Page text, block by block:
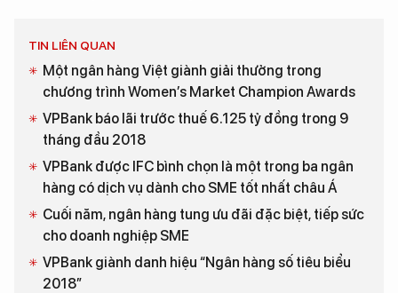
TIN LIÊN QUAN
Một ngân hàng Việt giành giải thưởng trong
chương trình Women’s Market Champion Awards
VPBank báo lãi trước thuế 6.125 tỷ đồng trong 9
tháng đầu 2018
VPBank được IFC bình chọn là một trong ba ngân
hàng có dịch vụ dành cho SME tốt nhất châu Á
Cuối năm, ngân hàng tung ưu đãi đặc biệt, tiếp sức
cho doanh nghiệp SME
VPBank giành danh hiệu “Ngân hàng số tiêu biểu
2018”